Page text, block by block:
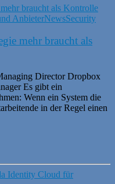
AnbieterNewsSecurity
mehr braucht als
Director Dropbox
Es gibt ein
Wenn ein System die
in der Regel einen